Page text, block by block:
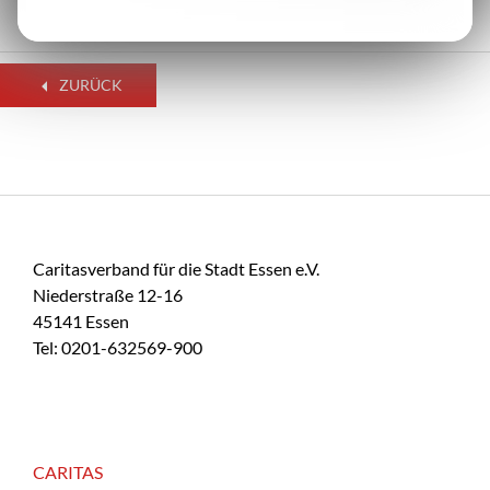
ZURÜCK
Caritasverband für die Stadt Essen e.V.
Niederstraße 12-16
45141 Essen
Tel: 0201-632569-900
CARITAS